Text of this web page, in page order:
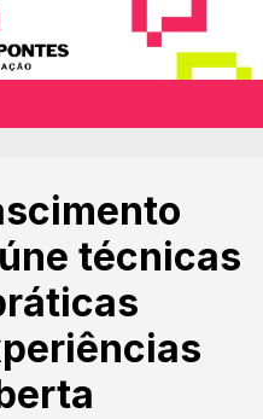
técnicas